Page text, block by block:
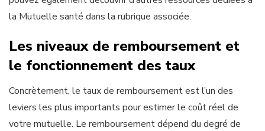
la Mutuelle santé dans la rubrique associée.
Les niveaux de remboursement et
le fonctionnement des taux
Concrètement, le taux de remboursement est l’un des
leviers les plus importants pour estimer le coût réel de
votre mutuelle. Le remboursement dépend du degré de